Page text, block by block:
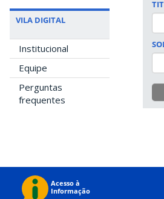
VILA DIGITAL
Institucional
Equipe
Perguntas
frequentes